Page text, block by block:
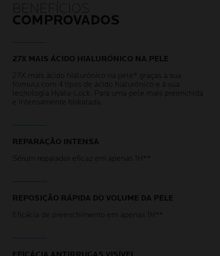
BENEFÍCIOS
COMPROVADOS
27X MAIS ÁCIDO HIALURÓNICO NA PELE
27X mais ácido hialurónico na pele* graças à sua
fórmula com 4 tipos de ácido hialurónico e à sua
tecnologia Hyalu-Lock. Para uma pele mais preenchida
e intensamente hidratada.
REPARAÇÃO INTENSA
Sérum reparador eficaz em apenas 1H**
REPOSIÇÃO RÁPIDA DO VOLUME DA PELE
Eficácia de preenchimento em apenas 1H**